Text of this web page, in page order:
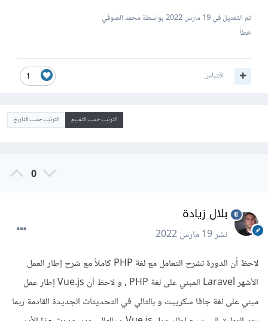
تم التعديل في19 مارس 2022
بواسطة محمد الصوفي
خطأ
1 اقتباس
الترتيب حسب التقييم الترتيب حسب التاريخ
0
بلال زيادة
نشر19 مارس 2022
لاحظ أن الدورة تشرح التعامل مع لغة PHP كاملاً مع شرح إطار العمل
الأشهر Laravel المبني على لغة PHP , و لاحظ أن Vue.js إطار عمل
مبني على لغة جافا سكريبت و بالتالي في التحديثات الجديدة القادمة ربما